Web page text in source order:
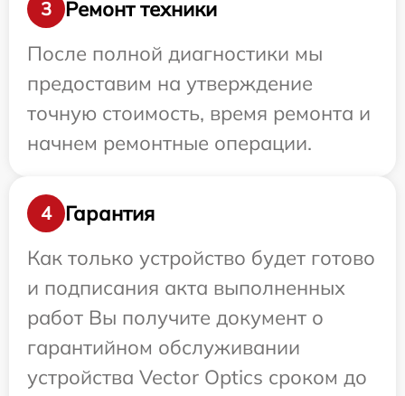
3
Ремонт техники
После полной диагностики мы
предоставим на утверждение
точную стоимость, время ремонта и
начнем ремонтные операции.
4
Гарантия
Как только устройство будет готово
и подписания акта выполненных
работ Вы получите документ о
гарантийном обслуживании
устройства Vector Optics сроком до